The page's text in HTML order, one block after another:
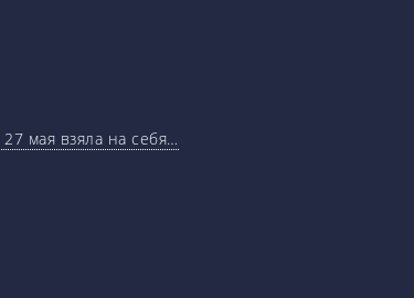
мая взяла на себя…